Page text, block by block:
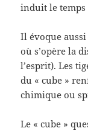
induit le
Il évoque
où s’opère la
l’esprit). Les
du « cube »
chimique ou
Le « cube »